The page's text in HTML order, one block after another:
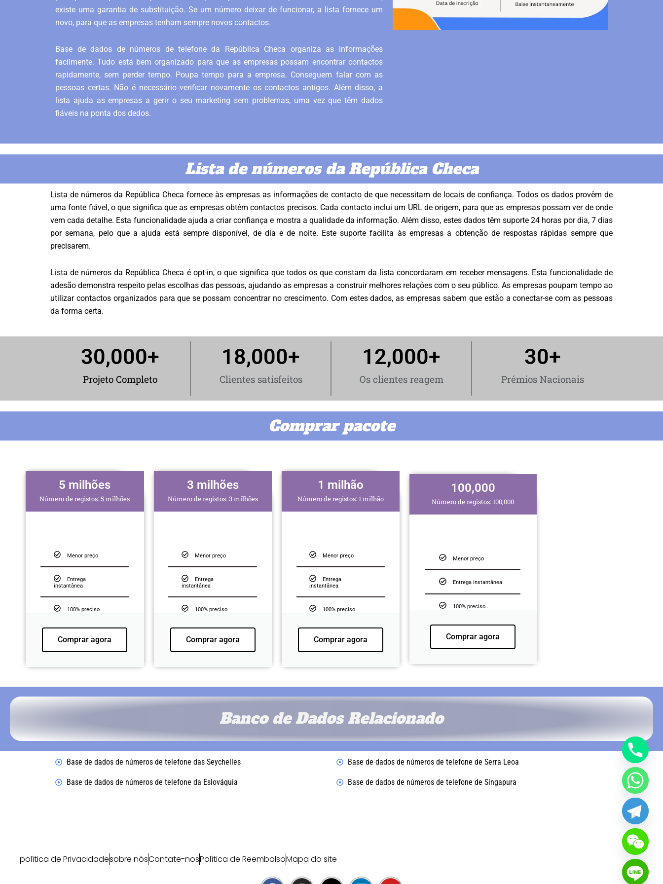
existe uma garantia de substituição. Se um número deixar de funcionar, a lista fornece um
novo, para que as empresas tenham sempre novos contactos.
Base de dados de números de telefone da República Checa organiza as informações
facilmente. Tudo está bem organizado para que as empresas possam encontrar contactos
rapidamente, sem perder tempo. Poupa tempo para a empresa. Conseguem falar com as
pessoas certas. Não é necessário verificar novamente os contactos antigos. Além disso, a
lista ajuda as empresas a gerir o seu marketing sem problemas, uma vez que têm dados
fiáveis ​​na ponta dos dedos.
Lista de números da República Checa
Lista de números da República Checa fornece às empresas as informações de contacto de que necessitam de locais de confiança. Todos os dados provêm de
uma fonte fiável, o que significa que as empresas obtêm contactos precisos. Cada contacto inclui um URL de origem, para que as empresas possam ver de onde
vem cada detalhe. Esta funcionalidade ajuda a criar confiança e mostra a qualidade da informação. Além disso, estes dados têm suporte 24 horas por dia, 7 dias
por semana, pelo que a ajuda está sempre disponível, de dia e de noite. Este suporte facilita às empresas a obtenção de respostas rápidas sempre que
precisarem.
Lista de números da República Checa é opt-in, o que significa que todos os que constam da lista concordaram em receber mensagens. Esta funcionalidade de
adesão demonstra respeito pelas escolhas das pessoas, ajudando as empresas a construir melhores relações com o seu público. As empresas poupam tempo ao
utilizar contactos organizados para que se possam concentrar no crescimento. Com estes dados, as empresas sabem que estão a conectar-se com as pessoas
da forma certa.
Projeto Completo
30,000+
Clientes satisfeitos
18,000+
Os clientes reagem
12,000+
Prémios Nacionais
30+
Comprar pacote
5 milhões
Número de registos: 5 milhões
Menor preço
Entrega
instantânea
100% preciso
Comprar agora
3 milhões
Número de registos: 3 milhões
Menor preço
Entrega
instantânea
100% preciso
Comprar agora
1 milhão
Número de registos: 1 milhão
Menor preço
Entrega
instantânea
100% preciso
Comprar agora
100,000
Número de registos: 100,000
Menor preço
Entrega instantânea
100% preciso
Comprar agora
Banco de Dados Relacionado
Base de dados de números de telefone das Seychelles
Base de dados de números de telefone da Eslováquia
Base de dados de números de telefone de Serra Leoa
Base de dados de números de telefone de Singapura
política de Privacidadesobre nósContate-nosPolítica de ReembolsoMapa do site